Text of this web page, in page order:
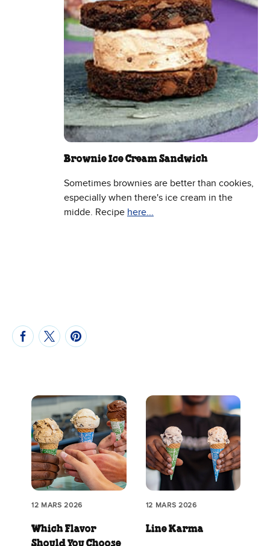
Brownie Ice Cream Sandwich
Sometimes brownies are better than cookies,
especially when there's ice cream in the
midde. Recipe here...
12 MARS 2026
Which Flavor
Should You Choose
12 MARS 2026
Line Karma